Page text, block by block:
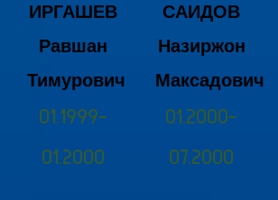
ИРГАШЕВ
Равшан
Тимурович
01.1999-
01.2000
САИДОВ
Назиржон
Максадович
01.2000-
07.2000